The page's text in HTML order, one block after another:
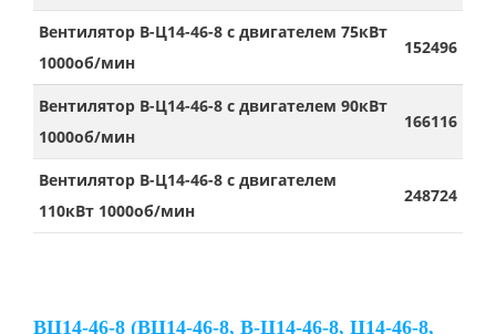
Вентилятор В-Ц14-46-8 с двигателем 75кВт
1000об/мин
152496
Вентилятор В-Ц14-46-8 с двигателем 90кВт
1000об/мин
166116
Вентилятор В-Ц14-46-8 с двигателем
110кВт 1000об/мин
248724
ВЦ14-46-8 (ВЦ14-46-8, В-Ц14-46-8, Ц14-46-8,